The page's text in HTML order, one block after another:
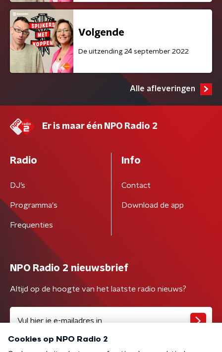
Volgende
De uitzending 24 september 2022
Alle afleveringen
Er is maar één NPO Radio 2
Radio
DJ’s
Programma's
Frequenties
Info
Contact
Download de app
NPO Radio 2 nieuwsbrief
Altijd op de hoogte van het laatste radio nieuws?